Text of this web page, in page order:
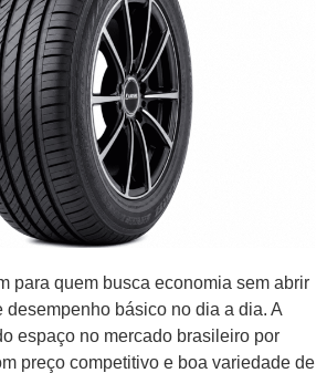
para quem busca economia sem abrir
desempenho básico no dia a dia. A
espaço no mercado brasileiro por
preço competitivo e boa variedade de